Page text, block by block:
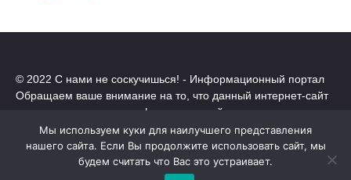
© 2022 С нами не соскучишься! - Информационный портал
Обращаем ваше внимание на то, что данный интернет-сайт
носит исключительно информационный характер.
Все торговые марки принадлежат их владельцам. Все права
защищены.
Политика конфиденциальности
Мы используем куки для наилучшего представления
нашего сайта. Если Вы продолжите использовать сайт, мы
будем считать что Вас это устраивает.